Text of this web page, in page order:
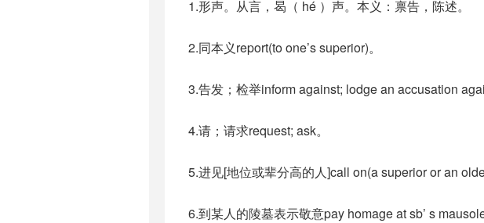
1.形声。从言，曷（ hé ）声。本义：禀告，陈述。
2.同本义report(to one’s superior)。
3.告发；检举inform against; lodge an accusation
4.请；请求request; ask。
5.进见[地位或辈分高的人]call on(a superior or an
6.到某人的陵墓表示敬意pay homage at sb’ s